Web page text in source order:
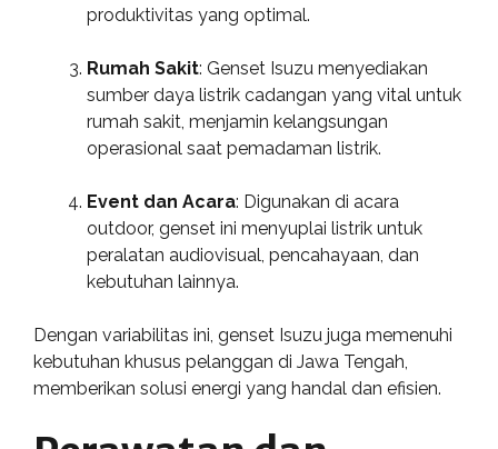
produktivitas yang optimal.
Rumah Sakit: Genset Isuzu menyediakan
sumber daya listrik cadangan yang vital untuk
rumah sakit, menjamin kelangsungan
operasional saat pemadaman listrik.
Event dan Acara: Digunakan di acara
outdoor, genset ini menyuplai listrik untuk
peralatan audiovisual, pencahayaan, dan
kebutuhan lainnya.
Dengan variabilitas ini, genset Isuzu juga memenuhi
kebutuhan khusus pelanggan di Jawa Tengah,
memberikan solusi energi yang handal dan efisien.